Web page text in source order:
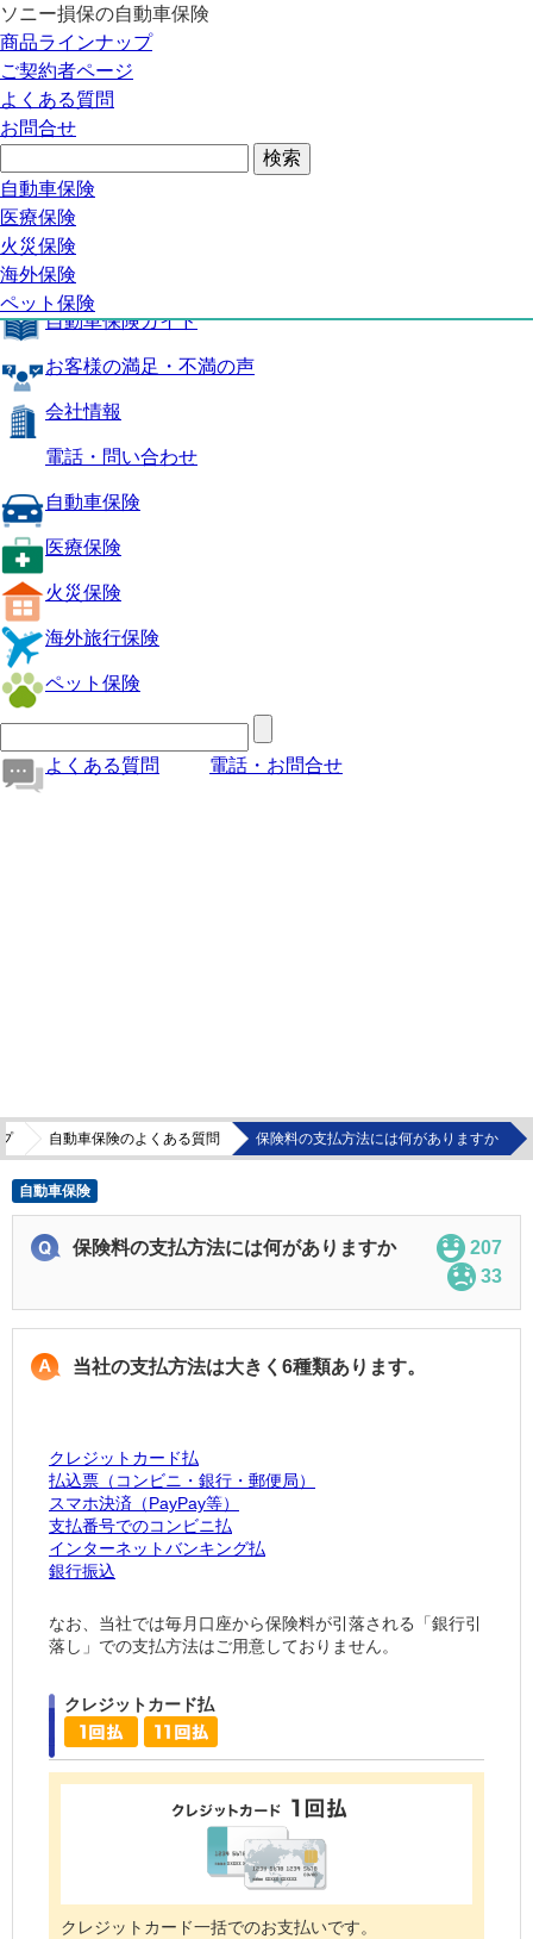
ソニー損保の自動車保険
商品ラインナップ
ご契約者ページ
よくある質問
お問合せ
自動車保険
医療保険
火災保険
海外保険
ペット保険
自動車保険トップ
商品の特長
補償内容
自動車保険ガイド
お客様の満足・不満の声
自動車保険トップ
商品の特長
補償内容
自動車保険ガイド
お客様の満足・不満の声
会社情報
電話・問い合わせ
自動車保険
医療保険
火災保険
海外旅行保険
ペット保険
よくある質問 電話・お問合せ
自動車保険のよくある質問 保険料の支払方法には何がありますか
自動車保険
保険料の支払方法には何がありますか
207
33
当社の支払方法は大きく6種類あります。
クレジットカード払
払込票（コンビニ・銀行・郵便局）
スマホ決済（PayPay等）
支払番号でのコンビニ払
インターネットバンキング払
銀行振込
なお、当社では毎月口座から保険料が引落される「銀行引
落し」での支払方法はご用意しておりません。
クレジットカード払
クレジットカード一括でのお支払いです。